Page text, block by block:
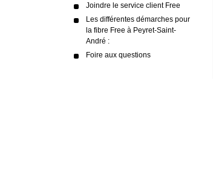
Joindre le service client Free
Les différentes démarches pour
la fibre Free à Peyret-Saint-
André :
Foire aux questions